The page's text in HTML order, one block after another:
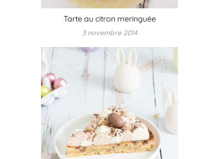
Tarte au citron meringuée
3 novembre 2014